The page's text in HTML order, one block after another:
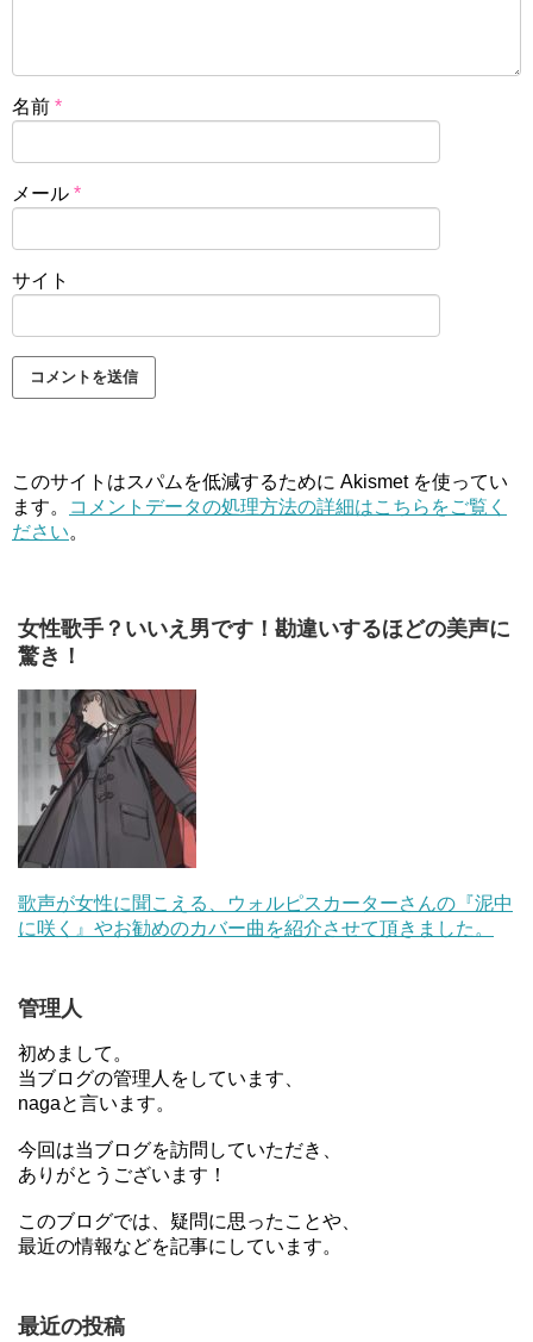
名前 *
メール *
サイト
このサイトはスパムを低減するために Akismet を使ってい
ます。
コメントデータの処理方法の詳細はこちらをご覧く
ださい。
女性歌手？いいえ男です！勘違いするほどの美声に
驚き！
歌声が女性に聞こえる、ウォルピスカーターさんの『泥中
に咲く』やお勧めのカバー曲を紹介させて頂きました。
管理人
初めまして。
当ブログの管理人をしています、
nagaと言います。
今回は当ブログを訪問していただき、
ありがとうございます！
このブログでは、疑問に思ったことや、
最近の情報などを記事にしています。
最近の投稿